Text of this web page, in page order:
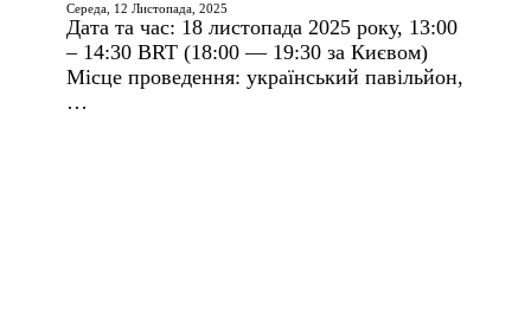
Середа, 12 Листопада, 2025
Дата та час: 18 листопада 2025 року, 13:00
– 14:30 BRT (18:00 — 19:30 за Києвом)
Місце проведення: український павільйон,
…